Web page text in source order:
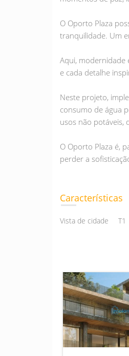
O Oporto Plaza
tranquilidade. Um
Aqui, modernidade
e cada detalhe
Neste projeto,
consumo de água
usos não potáveis,
O Oporto Plaza é,
perder a
Características
Vista de cidade T1